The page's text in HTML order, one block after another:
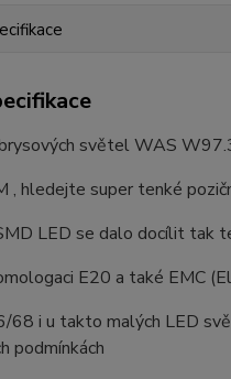
světel WAS
, hledejte super tenké
LED se dalo docílit tak
E20 a také EMC
68 i u takto malých LED
podmínkách